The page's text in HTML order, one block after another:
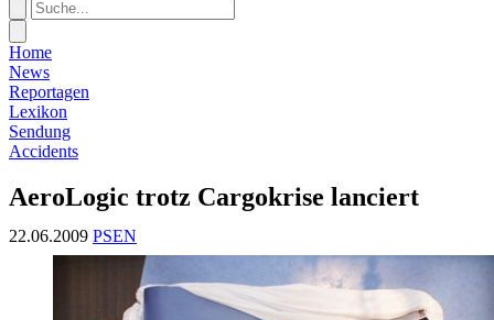
Home
News
Reportagen
Lexikon
Sendung
Accidents
AeroLogic trotz Cargokrise lanciert
22.06.2009 PSEN